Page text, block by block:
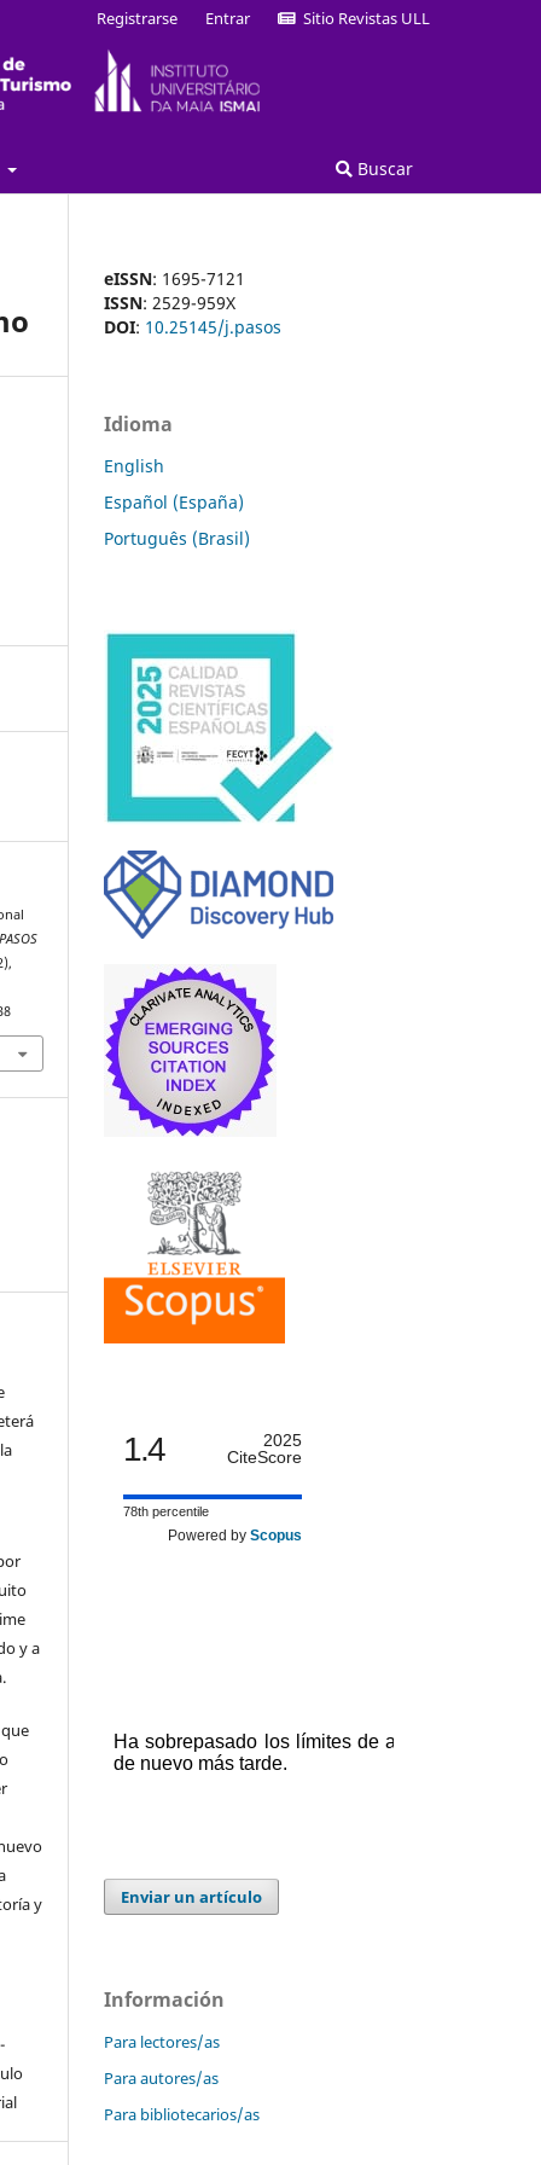
Buscar
Registrarse Entrar Sitio Revistas ULL
PASOS
y a
y
eISSN: 1695-7121
ISSN: 2529-959X
DOI: 10.25145/j.pasos
Idioma
English
Español (España)
Português (Brasil)
1.4
2025
CiteScore
78th percentile
Powered by Scopus
Enviar un artículo
Información
Para lectores/as
Para autores/as
Para bibliotecarios/as